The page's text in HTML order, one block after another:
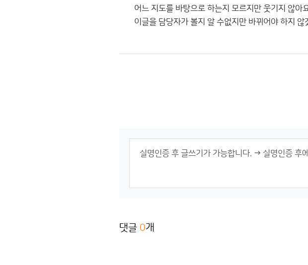
어느 지도를 바탕으로 하는지 모르지만 웃기지 않아
이글을 담당자가 볼지 알 수없지만 바뀌어야 하지 않
댓글 0개